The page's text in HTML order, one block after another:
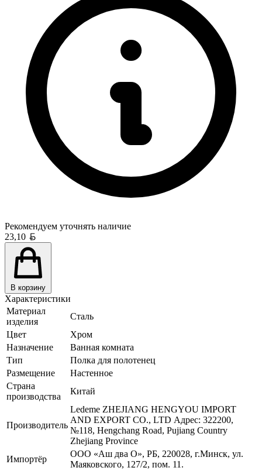
Рекомендуем уточнять наличие
23,10
В корзину
Характеристики
Материал
изделия
Сталь
Цвет
Хром
Назначение
Ванная комната
Тип
Полка для полотенец
Размещение
Настенное
Страна
производства
Китай
Производитель
Ledeme ZHEJIANG HENGYOU IMPORT
AND EXPORT CO., LTD Адрес: 322200,
№118, Hengchang Road, Pujiang Country
Zhejiang Province
Импортёр
ООО «Аш два О», РБ, 220028, г.Минск, ул.
Маяковского, 127/2, пом. 11.